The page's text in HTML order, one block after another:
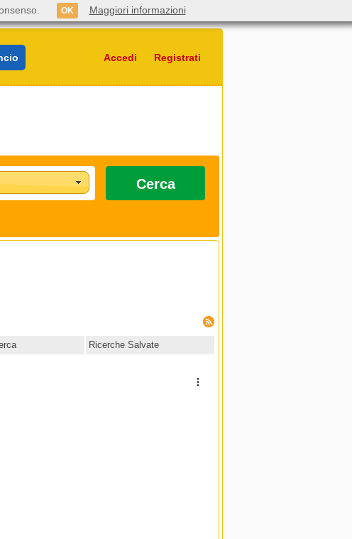
Accedi Registrati
Cerca
Ricerche Salvate
OK Maggiori informazioni